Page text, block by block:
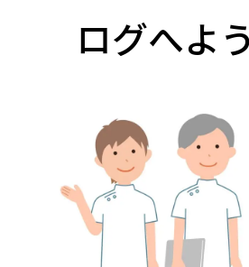
ログへよ